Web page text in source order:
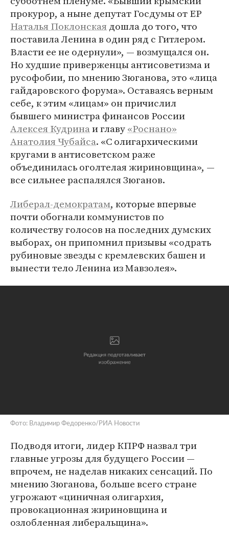
прокурор, а ныне депутат Госдумы от ЕР
Наталья Поклонская дошла до того, что
поставила Ленина в один ряд с Гитлером.
Власти ее не одернули», — возмущался он.
Но худшие приверженцы антисоветизма и
русофобии, по мнению Зюганова, это «лица
гайдаровского форума». Оставаясь верным
себе, к этим «лицам» он причислил
бывшего министра финансов России
Алексея Кудринаи главу«Роснано»
Анатолия Чубайса. «С олигархическими
кругами в антисоветском раже
объединилась оголтелая жириновщина», —
все сильнее распалялся Зюганов.
Либерал-демократам, которые впервые
почти обогнали коммунистов по
количеству голосов на последних думских
выборах, он припомнил призывы «содрать
рубиновые звезды с кремлевских башен и
вынести тело Ленина из Мавзолея».
Фото: Владимир Федоренко/РИА Новости
Подводя итоги, лидер КПРФ назвал три
главные угрозы для будущего России —
впрочем, не наделав никаких сенсаций. По
мнению Зюганова, больше всего стране
угрожают «циничная олигархия,
провокационная жириновщина и
озлобленная либеральщина».